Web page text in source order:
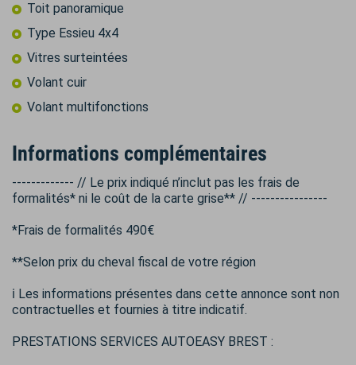
Toit panoramique
Type Essieu 4x4
Vitres surteintées
Volant cuir
Volant multifonctions
Informations complémentaires
------------- // Le prix indiqué n’inclut pas les frais de
formalités* ni le coût de la carte grise** // ----------------
*Frais de formalités 490€
**Selon prix du cheval fiscal de votre région
ℹ️ Les informations présentes dans cette annonce sont non
contractuelles et fournies à titre indicatif.
PRESTATIONS SERVICES AUTOEASY BREST :